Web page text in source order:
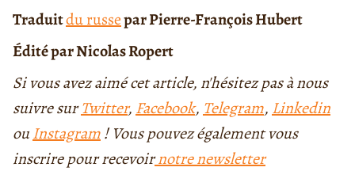
Traduitdu russepar Pierre-François Hubert
Édité par Nicolas Ropert
Si vous avez aimé cet article, n'hésitez pas à nous
suivre surTwitter,Facebook,Telegram,Linkedin
ouInstagram! Vous pouvez également vous
inscrire pour recevoirnotre newsletter